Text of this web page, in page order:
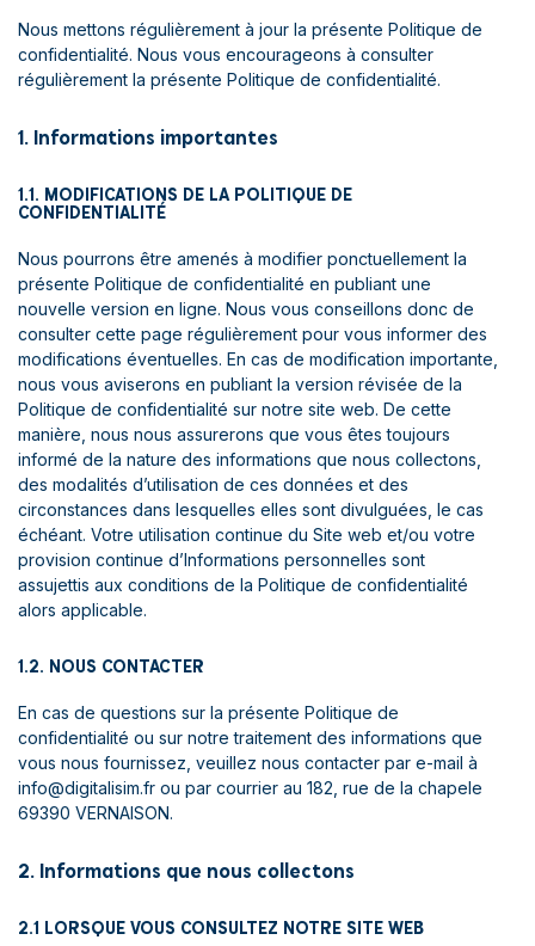
Nous mettons régulièrement à jour la présente Politique de
confidentialité. Nous vous encourageons à consulter
régulièrement la présente Politique de confidentialité.
1. Informations importantes
1.1. MODIFICATIONS DE LA POLITIQUE DE
CONFIDENTIALITÉ
Nous pourrons être amenés à modifier ponctuellement la
présente Politique de confidentialité en publiant une
nouvelle version en ligne. Nous vous conseillons donc de
consulter cette page régulièrement pour vous informer des
modifications éventuelles. En cas de modification importante,
nous vous aviserons en publiant la version révisée de la
Politique de confidentialité sur notre site web. De cette
manière, nous nous assurerons que vous êtes toujours
informé de la nature des informations que nous collectons,
des modalités d’utilisation de ces données et des
circonstances dans lesquelles elles sont divulguées, le cas
échéant. Votre utilisation continue du Site web et/ou votre
provision continue d’Informations personnelles sont
assujettis aux conditions de la Politique de confidentialité
alors applicable.
1.2. NOUS CONTACTER
En cas de questions sur la présente Politique de
confidentialité ou sur notre traitement des informations que
vous nous fournissez, veuillez nous contacter par e-mail à
info@digitalisim.fr ou par courrier au 182, rue de la chapele
69390 VERNAISON.
2. Informations que nous collectons
2.1 LORSQUE VOUS CONSULTEZ NOTRE SITE WEB